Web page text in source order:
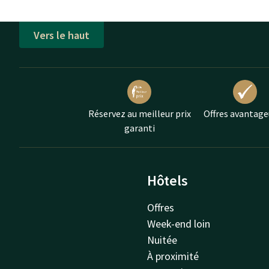
Vers le haut
Réservez au meilleur prix
garanti
Offres
Hôtels
Offres
Week-end loin
Nuitée
À proximité